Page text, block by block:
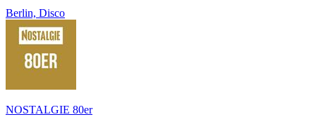
Berlin, Disco
NOSTALGIE 80er